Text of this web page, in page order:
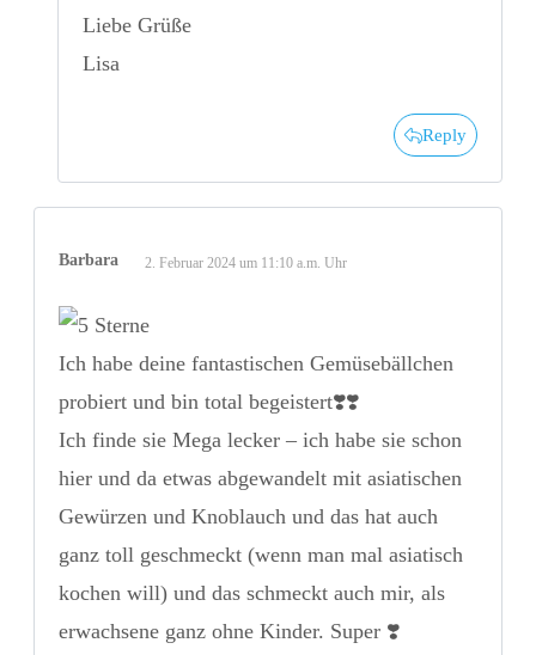
Liebe Grüße
Lisa
Reply
Barbara 2. Februar 2024 um 11:10 a.m. Uhr
Ich habe deine fantastischen Gemüsebällchen
probiert und bin total begeistert❣️❣️
Ich finde sie Mega lecker – ich habe sie schon
hier und da etwas abgewandelt mit asiatischen
Gewürzen und Knoblauch und das hat auch
ganz toll geschmeckt (wenn man mal asiatisch
kochen will) und das schmeckt auch mir, als
erwachsene ganz ohne Kinder. Super ❣️